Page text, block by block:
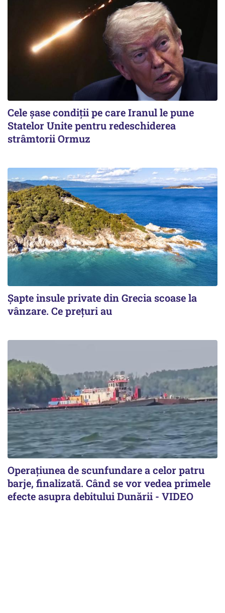
Cele șase condiții pe care Iranul le pune
Statelor Unite pentru redeschiderea
strâmtorii Ormuz
Șapte insule private din Grecia scoase la
vânzare. Ce prețuri au
Operațiunea de scunfundare a celor patru
barje, finalizată. Când se vor vedea primele
efecte asupra debitului Dunării - VIDEO